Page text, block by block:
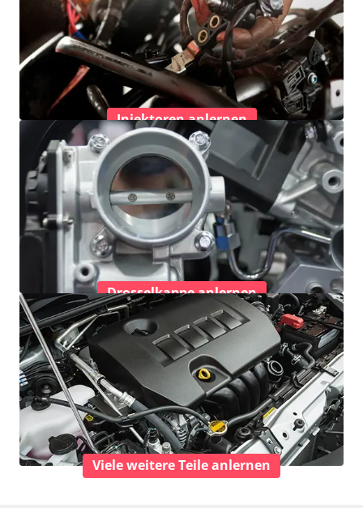
Injektoren anlernen
Drosselkappe anlernen
Viele weitere Teile anlernen